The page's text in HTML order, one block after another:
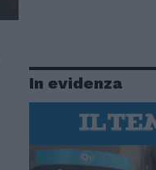
In evidenza